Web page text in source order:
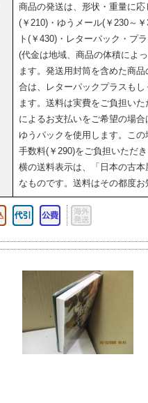
商品の発送は、形状・重量に
(￥210)・ゆうメール(￥230～
ト(￥430)・レターパック・プ
(代金は地域、商品の体積によ
ます。発送用封筒を含めた商
合は、レターパックプラスも
ます。送料は実費をご負担い
によるお支払いをご希望の場
ゆうパックを使用します。こ
手数料(￥290)をご負担いただ
横の送料表示は、「日本の古
なものです。送料はその都度